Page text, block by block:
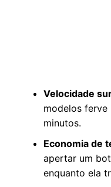
Velocidade
modelos ferve
minutos.
Economia de
apertar um
enquanto ela